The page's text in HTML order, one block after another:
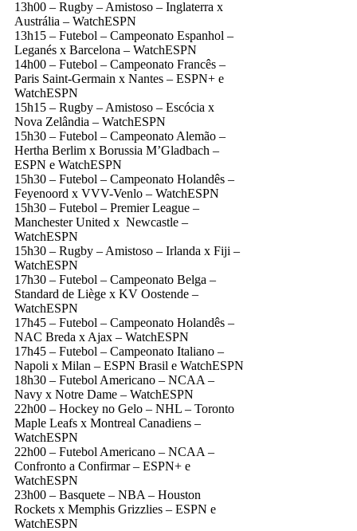
13h00 – Rugby – Amistoso – Inglaterra x
Austrália – WatchESPN
13h15 – Futebol – Campeonato Espanhol –
Leganés x Barcelona – WatchESPN
14h00 – Futebol – Campeonato Francês –
Paris Saint-Germain x Nantes – ESPN+ e
WatchESPN
15h15 – Rugby – Amistoso – Escócia x
Nova Zelândia – WatchESPN
15h30 – Futebol – Campeonato Alemão –
Hertha Berlim x Borussia M’Gladbach –
ESPN e WatchESPN
15h30 – Futebol – Campeonato Holandês –
Feyenoord x VVV-Venlo – WatchESPN
15h30 – Futebol – Premier League –
Manchester United x Newcastle –
WatchESPN
15h30 – Rugby – Amistoso – Irlanda x Fiji –
WatchESPN
17h30 – Futebol – Campeonato Belga –
Standard de Liège x KV Oostende –
WatchESPN
17h45 – Futebol – Campeonato Holandês –
NAC Breda x Ajax – WatchESPN
17h45 – Futebol – Campeonato Italiano –
Napoli x Milan – ESPN Brasil e WatchESPN
18h30 – Futebol Americano – NCAA –
Navy x Notre Dame – WatchESPN
22h00 – Hockey no Gelo – NHL – Toronto
Maple Leafs x Montreal Canadiens –
WatchESPN
22h00 – Futebol Americano – NCAA –
Confronto a Confirmar – ESPN+ e
WatchESPN
23h00 – Basquete – NBA – Houston
Rockets x Memphis Grizzlies – ESPN e
WatchESPN